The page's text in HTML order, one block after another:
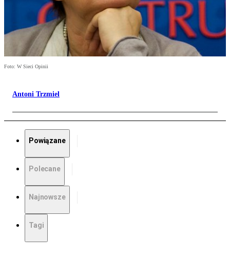
Foto: W Sieci Opinii
Antoni Trzmiel
Powiązane
Polecane
Najnowsze
Tagi